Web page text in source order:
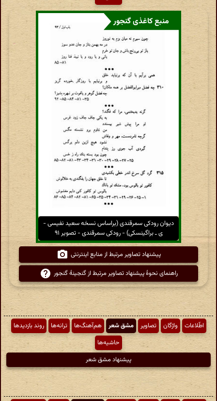
منبع کاغذی گنجور
دیوان رودکی سمرقندی (براساس نسخه سعید نفیسی -
ی ـ براگینسکی) - رودکی سمرقندی - تصویر ۹۱
پیشنهاد تصاویر مرتبط از منابع اینترنتی
راهنمای نحوهٔ پیشنهاد تصاویر مرتبط از گنجینهٔ گنجور
اطّلاعات واژگان تصاویر مشق شعر هم‌آهنگ‌ها ترانه‌ها
روند بازدیدها
حاشیه‌ها
پیشنهاد مشق شعر